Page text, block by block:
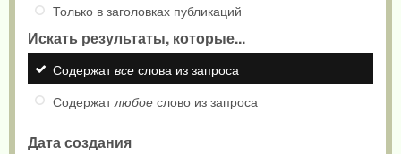
Только в заголовках публикаций
Искать результаты, которые...
Содержатвсе слова из запроса
Содержатлюбое слово из запроса
Дата создания